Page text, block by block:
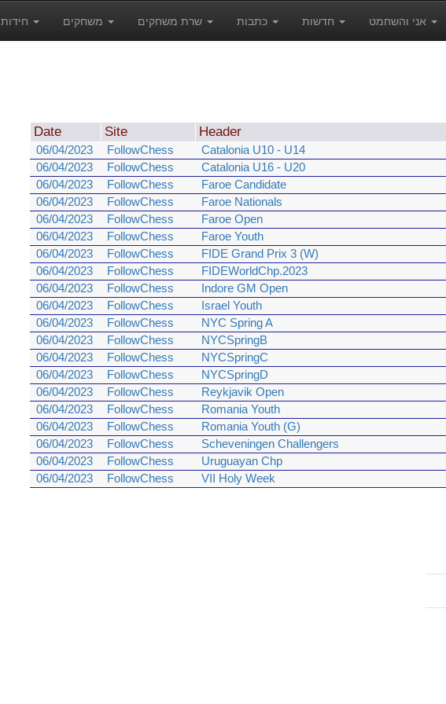
Date Site Header
06/04/2023 FollowChess
Catalonia U10 - U14
06/04/2023
FollowChess
Catalonia U16 - U20
06/04/2023
FollowChess
Faroe Candidate
06/04/2023
FollowChess
Faroe Nationals
06/04/2023
FollowChess
Faroe Open
06/04/2023
FollowChess
Faroe Youth
06/04/2023
FollowChess
FIDE Grand Prix 3 (W)
06/04/2023
FollowChess
FIDEWorldChp.2023
06/04/2023
FollowChess
Indore GM Open
06/04/2023
FollowChess
Israel Youth
06/04/2023
FollowChess
NYC Spring A
06/04/2023
FollowChess
NYCSpringB
06/04/2023
FollowChess
NYCSpringC
06/04/2023
FollowChess
NYCSpringD
06/04/2023
FollowChess
Reykjavik Open
06/04/2023
FollowChess
Romania Youth
06/04/2023
FollowChess
Romania Youth (G)
06/04/2023
FollowChess
Scheveningen Challengers
06/04/2023
FollowChess
Uruguayan Chp
06/04/2023
FollowChess VII Holy Week